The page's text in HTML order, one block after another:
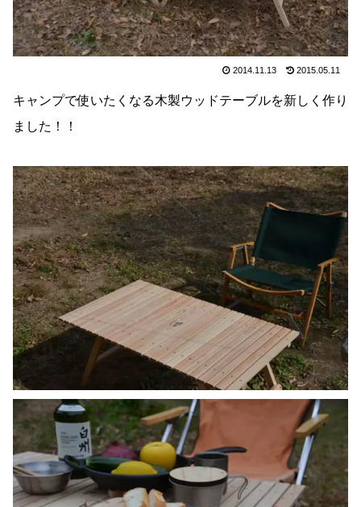
2014.11.13 2015.05.11
キャンプで使いたくなる木製ウッドテーブルを新しく作り
ました！！